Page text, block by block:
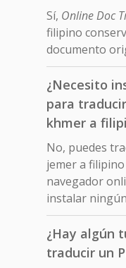
Sí, Online Doc
filipino
documento
¿Necesito
para
khmer a
No, puedes
jemer a
navegador
instalar
¿Hay algún
traducir un